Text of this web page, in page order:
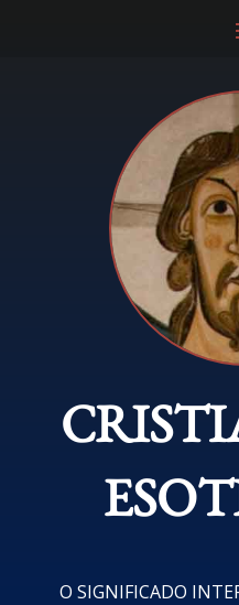
O SIGNIFICADO